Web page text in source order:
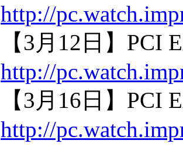
http://
【3月12日】PCI
http://
【3月16日】PCI
http://